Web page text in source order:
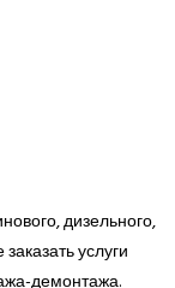
дизельного,
услуги